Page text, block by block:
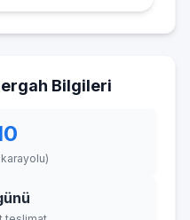
Bilgileri